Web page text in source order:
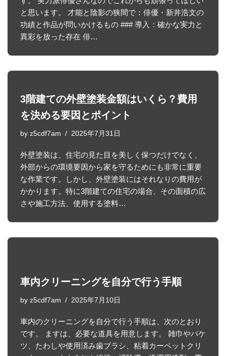
と思います。 才能と陰影の狭間で：俳優・新井浩文の
功績と作品が問いかけるもの ### 導入：確かな実力と
異彩を放った存在 俳…
3階建ての外壁塗装金額はいくら？費用
を決める要因とポイント
by z5cdf7am 2025年7月31日
外壁塗装は、住宅の見た目を美しく保つだけでなく、
外部からの環境要因から家を守るためにも非常に重要
な作業です。しかし、外壁塗装にはそれなりの費用が
かかります。特に3階建ての住宅の場合、その面積の広
さや施工方法、使用する塗料…
車内クリーニングを自分で行う手順
by z5cdf7am 2025年7月10日
車内のクリーニングを自分で行う手順は、次のとおり
です。 ますは、必要な道具を用意します。 雑巾やバケ
ツ、たわしや使用済み歯ブラシ、粘着カーペットクリ